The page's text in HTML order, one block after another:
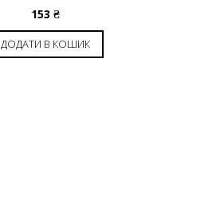
153 ₴
ДОДАТИ В КОШИК